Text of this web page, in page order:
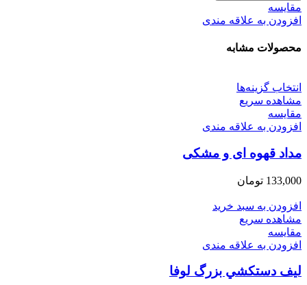
مقایسه
افزودن به علاقه مندی
محصولات مشابه
انتخاب گزینه‌ها
مشاهده سریع
مقایسه
افزودن به علاقه مندی
مداد قهوه ای و مشکی
133,000 تومان
افزودن به سبد خرید
مشاهده سریع
مقایسه
افزودن به علاقه مندی
ليف دستكشي بزرگ لوفا